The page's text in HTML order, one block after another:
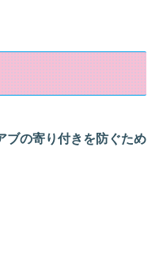
ブの寄り付きを防ぐため